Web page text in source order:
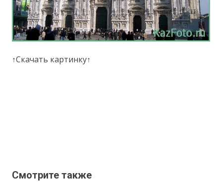
↑Скачать картинку↑
Смотрите также